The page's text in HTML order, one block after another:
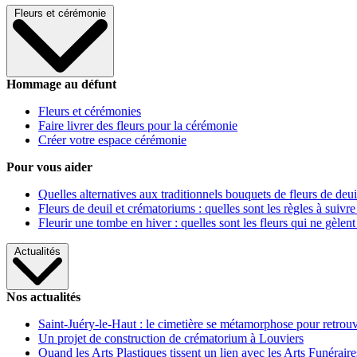
Fleurs et cérémonie
Hommage au défunt
Fleurs et cérémonies
Faire livrer des fleurs pour la cérémonie
Créer votre espace cérémonie
Pour vous aider
Quelles alternatives aux traditionnels bouquets de fleurs de
Fleurs de deuil et crématoriums : quelles sont les règles à
Fleurir une tombe en hiver : quelles sont les fleurs qui ne gèlent
Actualités
Nos actualités
Saint-Juéry-le-Haut : le cimetière se métamorphose pour
Un projet de construction de crématorium à Louviers
Quand les Arts Plastiques tissent un lien avec les Arts